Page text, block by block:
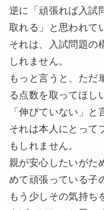
逆に「頑張れば入試
取れる」と思われて
それは、入試問題の
しれません。
もっと言うと、ただ
る点数を取ってほし
「伸びていない」と
それは本人にとって
もしれません。
親が安心したいがた
めて頑張っている子
もう少しその気持ち